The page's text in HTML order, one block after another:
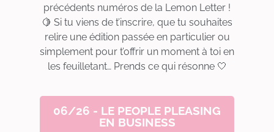
précédents numéros de la Lemon Letter !
🍋 Si tu viens de t’inscrire, que tu souhaites
relire une édition passée en particulier ou
simplement pour t’offrir un moment à toi en
les feuilletant… Prends ce qui résonne 🤍
06/26 - LE PEOPLE PLEASING
EN BUSINESS